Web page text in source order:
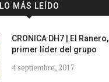
LO MÁS LEÍDO
CRONICA DH7 | El Ranero,
primer líder del grupo
4 septiembre, 2017